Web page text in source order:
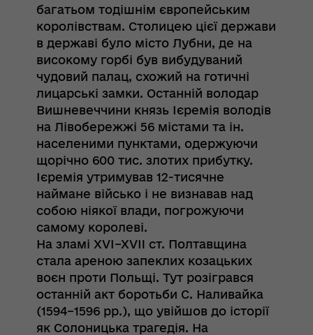
багатьом тодішнім європейським
королівствам. Столицею цієї держави
в державі було місто Лубни, де на
високому горбі був вибудуваний
чудовий палац, схожий на готичні
лицарські замки. Останній володар
Вишневеччини князь Ієремія володів
на Лівобережжі 56 містами та ін.
населеними пунктами, одержуючи
щорічно 600 тис. злотих прибутку.
Ієремія утримував 12-тисячне
наймане військо і не визнавав над
собою ніякої влади, погрожуючи
самому королеві.
На зламі XVI–XVII ст. Полтавщина
стала ареною запеклих козацьких
воєн проти Польщі. Тут розігрався
останній акт боротьби С. Наливайка
(1594–1596 рр.), що увійшов до історії
як Солоницька трагедія. На